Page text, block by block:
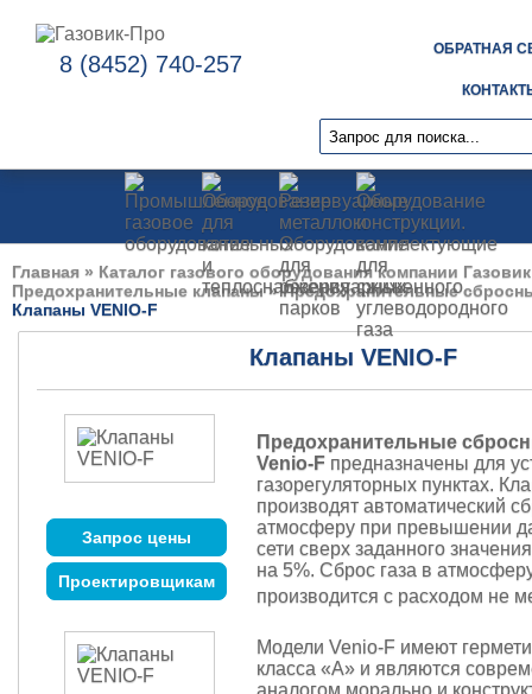
8 (8452) 740-257
ОБРАТНАЯ
Главная » Каталог газового оборудования компании Газовик
Предохранительные клапаны»Предохранительные
Клапаны VENIO-F
Клапаны VENIO-F
Запрос цены
Проектировщикам
Предохранительные
Venio-F предназначены для
газорегуляторных пунктах.
производят автоматический
атмосферу при превышении
сети сверх заданного
на 5%. Сброс газа в
производится с расходом не
Модели Venio-F имеют
класса «А» и являются